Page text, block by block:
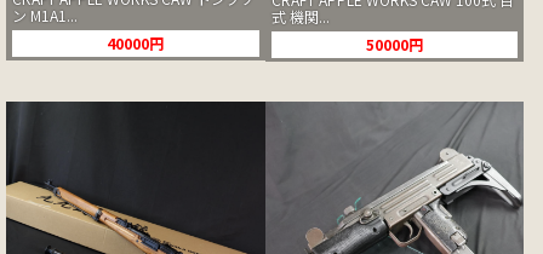
ン M1A1...
40000円
式 機関...
50000円